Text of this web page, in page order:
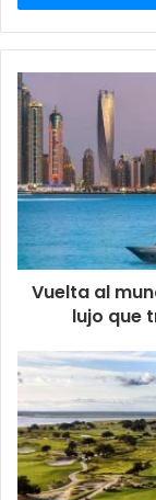
Vuelta al
lujo que